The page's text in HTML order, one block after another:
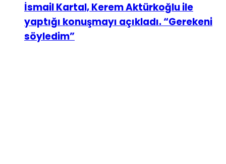
İsmail Kartal, Kerem Aktürkoğlu ile
yaptığı konuşmayı açıkladı. “Gerekeni
söyledim”